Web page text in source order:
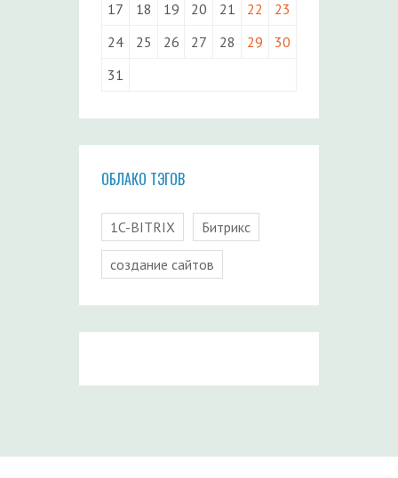
17
18 19 20 21 22
23
24
25 26 27 28 29
30
31
ОБЛАКО ТЭГОВ
1C-BITRIX Битрикс
создание сайтов